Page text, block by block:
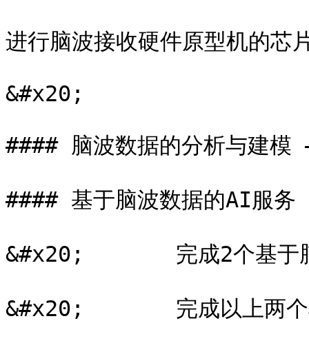
进行脑波接收硬件原型机的芯
&#x20;
#### 脑波数据的分析与建模
#### 基于脑波数据的AI服务
&#x20;       完成2个基于脑
&#x20;       完成以上两个